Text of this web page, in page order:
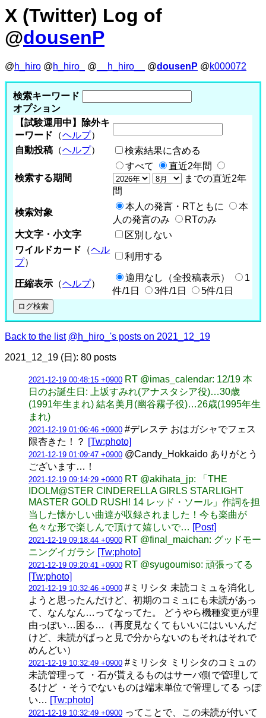
X (Twitter) Log of
@dousenP
@h_hiro @h_hiro_ @ __h_hiro__ @dousenP @k000072
検索キーワード
オプション
【試験運用中】除外キ
ーワード （ヘルプ）
自動投稿 （ヘルプ） 検索結果に含める
検索する期間
すべて
直近2年間
までの直近2年
間
検索対象
本人の発言・RTともに
本
人の発言のみ
RTのみ
大文字・小文字
区別しない
ワイルドカード （ヘル
プ）
利用する
圧縮表示 （ヘルプ）
適用なし（全投稿表示）
1
件/1日
3件/1日 5件/1日
Back to the list @h_hiro_'s posts on 2021_12_19
2021_12_19 (日): 80 posts
2021-12-19 00:48:15 +0900 RT @imas_calendar: 12/19 本
日のお誕生日: 上坂すみれ(アナスタシア役)…30歳
(1991年生まれ) 結名美月(幽谷霧子役)…26歳(1995年生
まれ)
2021-12-19 01:06:46 +0900 #デレステ おはガシャでフェス
限杏きた！？ [Tw:photo]
2021-12-19 01:09:47 +0900 @Candy_Hokkaido ありがとう
ございます…！
2021-12-19 09:14:29 +0900 RT @akihata_jp: 「THE
IDOLM@STER CINDERELLA GIRLS STARLIGHT
MASTER GOLD RUSH! 14 レッド・ソール」作詞を担
当した懐かしい曲達が収録されました！今も楽曲が
色々な形で楽しんで頂けて嬉しいで… [Post]
2021-12-19 09:18:44 +0900 RT @final_maichan: グッドモー
ニングイガラシ [Tw:photo]
2021-12-19 09:20:41 +0900 RT @syugoumiso: 頑張ってる
[Tw:photo]
2021-12-19 10:32:46 +0900 #ミリシタ 未読コミュを消化し
ようと思ったんだけど、初期のコミュにも未読があっ
て、なんなん…ってなってた。 どうやら機種変更が理
由っぽい…困る…（再度見なくてもいいにはいいんだ
けど、未読がぱっと見で分からないのもそれはそれで
めんどい）
2021-12-19 10:32:49 +0900 #ミリシタ ミリシタのコミュの
未読管理って ・石が貰えるものはサーバ側で管理して
るけど ・そうでないものは端末単位で管理してる っぽ
い… [Tw:photo]
2021-12-19 10:32:49 +0900 ってことで、この未読が付いて